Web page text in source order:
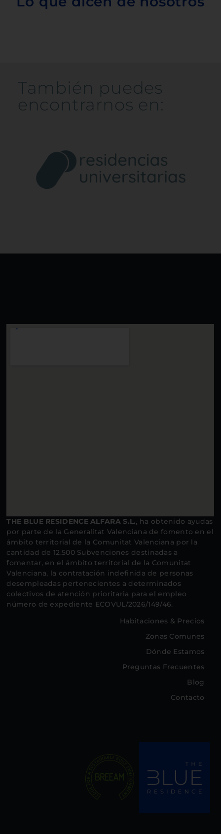
También puedes
encontrarnos en:
THE BLUE RESIDENCE ALFARA S.L., ha obtenido ayudas
por parte de la Generalitat Valenciana de fomento en el
ámbito territorial de la Comunitat Valenciana por la
cantidad de 12.500 Subvenciones destinadas a
fomentar, en el ámbito territorial de la Comunitat
Valenciana, la contratación indefinida de personas
desempleadas pertenecientes a determinados
colectivos de atención prioritaria para el empleo
número de expediente ECOVUL/2026/149/46.
Habitaciones & Precios
Zonas Comunes
Dónde Estamos
Preguntas Frecuentes
Blog
Contacto